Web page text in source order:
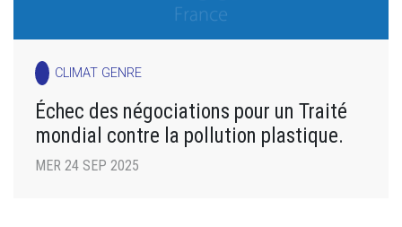
CLIMAT GENRE
Échec des négociations pour un Traité
mondial contre la pollution plastique.
MER 24 SEP 2025